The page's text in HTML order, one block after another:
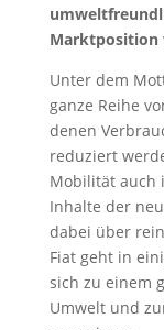
Marktposition
Unter dem
ganze Reihe
denen
reduziert
Mobilität auch
Inhalte der
dabei über
Fiat geht in
sich zu einem
Umwelt und